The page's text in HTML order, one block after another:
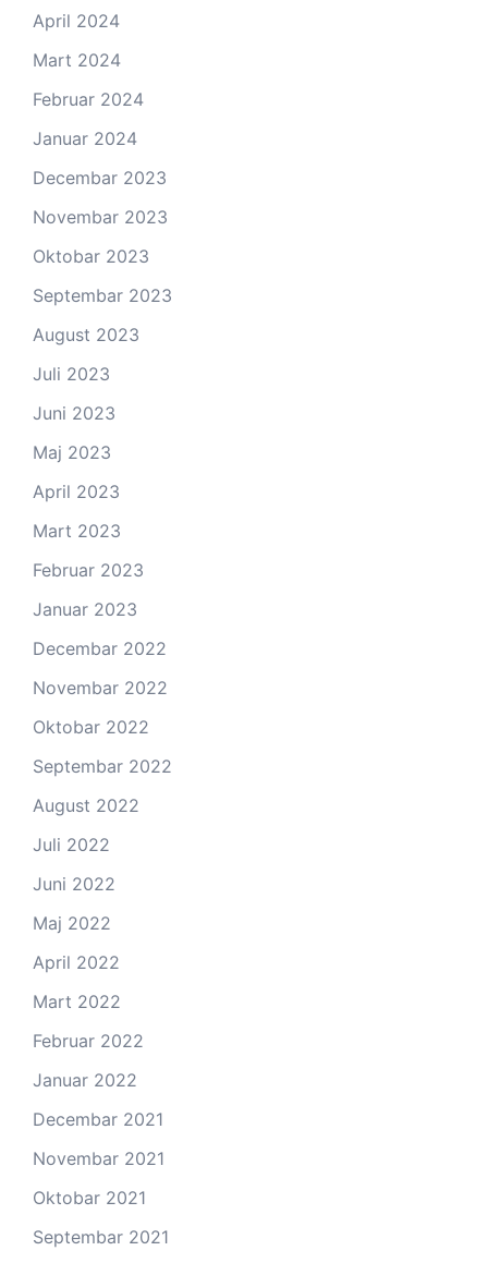
April 2024
Mart 2024
Februar 2024
Januar 2024
Decembar 2023
Novembar 2023
Oktobar 2023
Septembar 2023
August 2023
Juli 2023
Juni 2023
Maj 2023
April 2023
Mart 2023
Februar 2023
Januar 2023
Decembar 2022
Novembar 2022
Oktobar 2022
Septembar 2022
August 2022
Juli 2022
Juni 2022
Maj 2022
April 2022
Mart 2022
Februar 2022
Januar 2022
Decembar 2021
Novembar 2021
Oktobar 2021
Septembar 2021